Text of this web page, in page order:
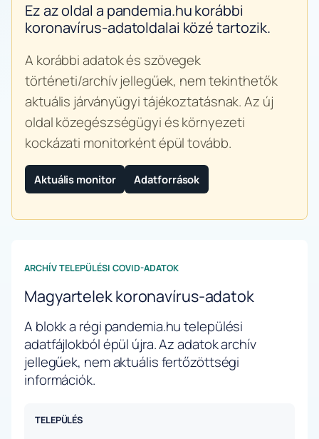
Ez az oldal a pandemia.hu korábbi
koronavírus-adatoldalai közé tartozik.
A korábbi adatok és szövegek
történeti/archív jellegűek, nem tekinthetők
aktuális járványügyi tájékoztatásnak. Az új
oldal közegészségügyi és környezeti
kockázati monitorként épül tovább.
Aktuális monitor Adatforrások
ARCHÍV TELEPÜLÉSI COVID-ADATOK
Magyartelek koronavírus-adatok
A blokk a régi pandemia.hu települési
adatfájlokból épül újra. Az adatok archív
jellegűek, nem aktuális fertőzöttségi
információk.
TELEPÜLÉS